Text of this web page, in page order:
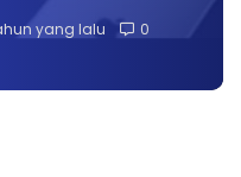
yang lalu 0